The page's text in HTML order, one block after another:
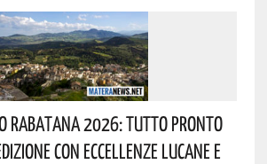
Rabatana 2026: Tutto Pronto
Con Eccellenze Lucane E